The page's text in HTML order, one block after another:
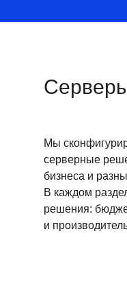
Мы
серверные
бизнеса и
В каждом
решения:
и